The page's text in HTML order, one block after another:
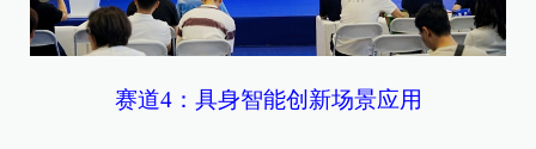
赛道4：具身智能创新场景应用